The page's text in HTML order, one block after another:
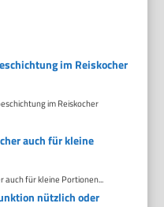
im Reiskocher
im Reiskocher
auch für kleine
auch für kleine Portionen...
nützlich oder